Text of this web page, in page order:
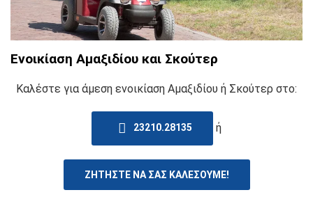
Ενοικίαση Αμαξιδίου και Σκούτερ
Καλέστε για άμεση ενοικίαση Αμαξιδίου ή Σκούτερ στο:
23210.28135 ή
ΖΗΤΗΣΤΕ ΝΑ ΣΑΣ ΚΑΛΕΣΟΥΜΕ!